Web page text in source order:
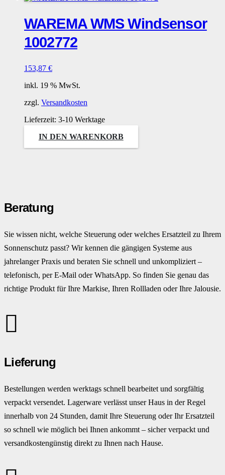
WAREMA WMS Windsensor
1002772
153,87 €
inkl. 19 % MwSt.
zzgl. Versandkosten
Lieferzeit: 3-10 Werktage
IN DEN WARENKORB
Beratung
Sie wissen nicht, welche Steuerung oder welches Ersatzteil zu Ihrem
Sonnenschutz passt? Wir kennen die gängigen Systeme aus
jahrelanger Praxis und beraten Sie schnell und unkompliziert –
telefonisch, per E-Mail oder WhatsApp. So finden Sie genau das
richtige Produkt für Ihre Markise, Ihren Rollladen oder Ihre Jalousie.
Lieferung
Bestellungen werden werktags schnell bearbeitet und sorgfältig
verpackt versendet. Lagerware verlässt unser Haus in der Regel
innerhalb von 24 Stunden, damit Ihre Steuerung oder Ihr Ersatzteil
so schnell wie möglich bei Ihnen ankommt – sicher verpackt und
versandkostengünstig direkt zu Ihnen nach Hause.